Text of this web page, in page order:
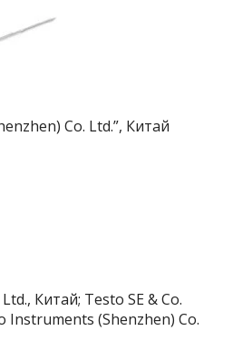
Co. Ltd.”, Китай
Китай; Testo SE & Co.
Instruments (Shenzhen) Co.